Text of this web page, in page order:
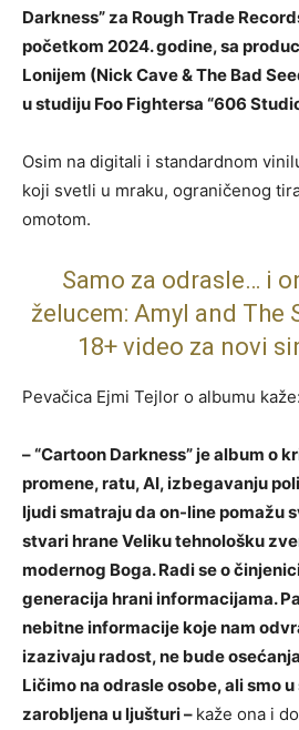
Darkness” za Rough Trade
početkom 2024. godine, sa
Lonijem (Nick Cave & The Bad
u studiju Foo Fightersa “606
Osim na digitali i standardnom
koji svetli u mraku, ograničenog
omotom.
Samo za odrasle… i
želucem: Amyl and The
18+ video za novi
Pevačica Ejmi Tejlor o albumu kaže:
– “Cartoon Darkness” je album o
promene, ratu, AI, izbegavanju
ljudi smatraju da on-line pomažu
stvari hrane Veliku tehnološku
modernog Boga. Radi se o
generacija hrani informacijama.
nebitne informacije koje nam
izazivaju radost, ne bude
Ličimo na odrasle osobe, ali smo
zarobljena u ljušturi – kaže ona i